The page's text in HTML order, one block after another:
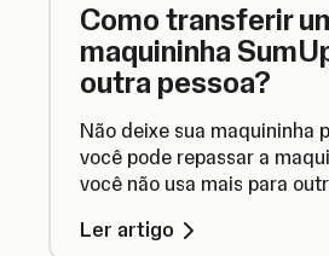
Como transferir
maquininha
outra pessoa?
Não deixe sua maquininha
você pode repassar a
você não usa mais para
Ler artigo